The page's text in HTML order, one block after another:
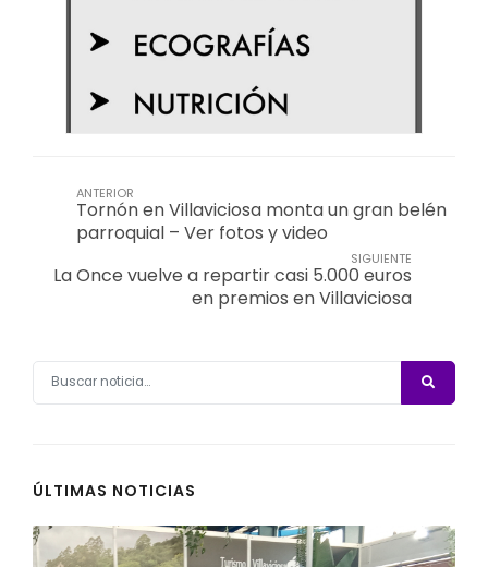
ANTERIOR
Tornón en Villaviciosa monta un gran belén
parroquial – Ver fotos y video
SIGUIENTE
La Once vuelve a repartir casi 5.000 euros
en premios en Villaviciosa
ÚLTIMAS NOTICIAS